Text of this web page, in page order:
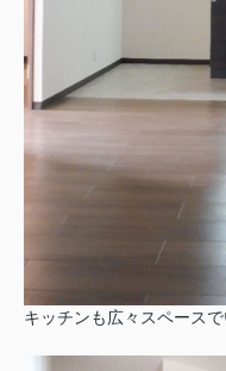
キッチンも広々スペースで